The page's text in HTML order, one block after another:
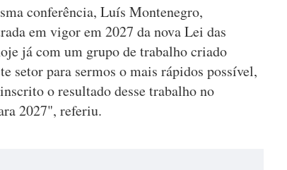
conferência, Luís Montenegro,
em vigor em 2027 da nova Lei das
já com um grupo de trabalho criado
setor para sermos o mais rápidos possível,
o resultado desse trabalho no
2027", referiu.